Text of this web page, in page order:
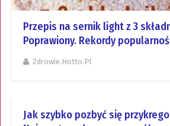
Przepis na sernik light z 3
Poprawiony. Rekordy
Zdrowie.hotto.pl
Jak szybko pozbyć się